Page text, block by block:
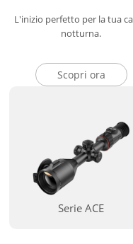
L'inizio perfetto per la tua
notturna.
Scopri ora
Serie ACE